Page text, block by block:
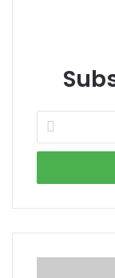
Enter
your
Email